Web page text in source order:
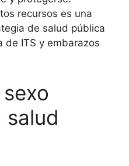
recursos es una
de salud pública
de ITS y embarazos
salud